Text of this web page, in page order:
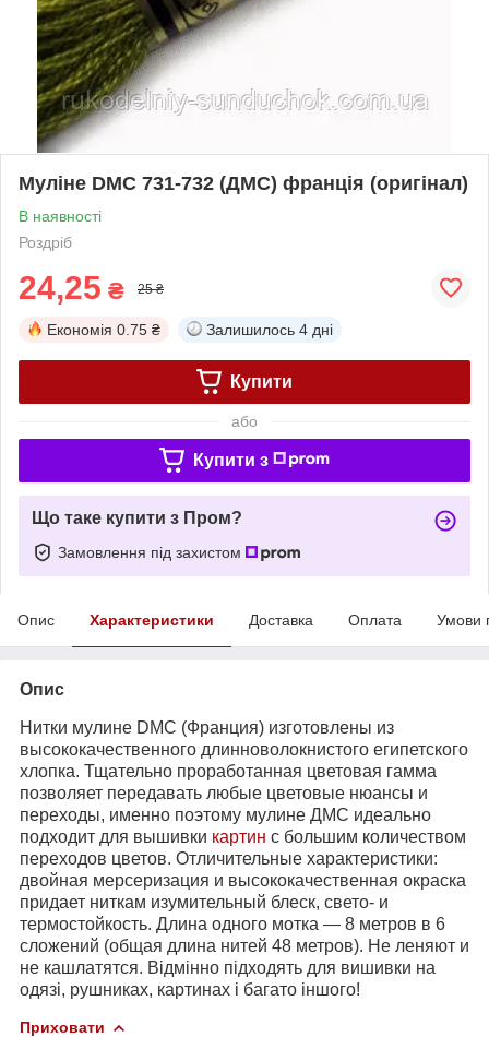
Муліне DMC 731-732 (ДМС) франція (оригінал)
В наявності
Роздріб
24,25 ₴ 25 ₴
Економія 0.75 ₴ Залишилось 4 дні
Купити
або
Купити з
Що таке купити з Пром?
Замовлення під захистом
Опис Характеристики Доставка Оплата Умови
Опис
Нитки мулине DMC (Франция) изготовлены из
высококачественного длинноволокнистого египетского
хлопка. Тщательно проработанная цветовая гамма
позволяет передавать любые цветовые нюансы и
переходы, именно поэтому мулине ДМС идеально
подходит для вышивки картин с большим количеством
переходов цветов. Отличительные характеристики:
двойная мерсеризация и высококачественная окраска
придает ниткам изумительный блеск, свето- и
термостойкость. Длина одного мотка ― 8 метров в 6
сложений (общая длина нитей 48 метров). Не леняют и
не кашлатятся. Відмінно підходять для вишивки на
одязі, рушниках, картинах і багато іншого!
Приховати